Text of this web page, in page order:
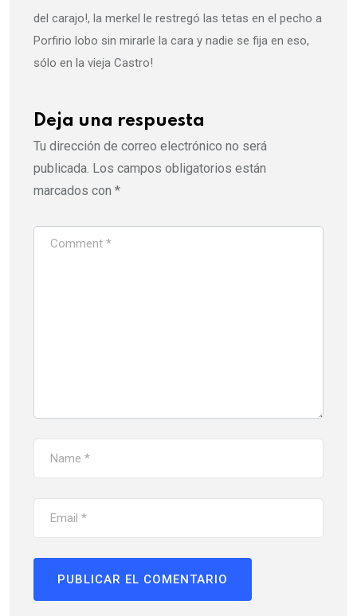
del carajo!, la merkel le restregó las tetas en el pecho a
Porfirio lobo sin mirarle la cara y nadie se fija en eso,
sólo en la vieja Castro!
Deja una respuesta
Tu dirección de correo electrónico no será
publicada. Los campos obligatorios están
marcados con *